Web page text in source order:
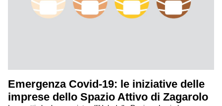
Emergenza Covid-19: le iniziative delle
imprese dello Spazio Attivo di Zagarolo